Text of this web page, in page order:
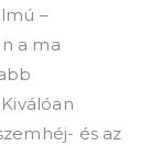
–
a ma
és az